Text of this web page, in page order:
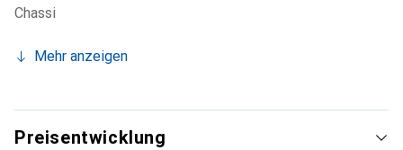
Chassi
Mehr anzeigen
Preisentwicklung